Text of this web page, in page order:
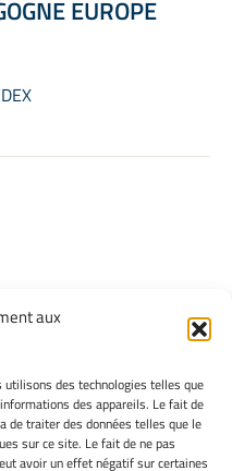
aux
des technologies telles que
des appareils. Le fait de
de traiter des données telles que le
sur ce site. Le fait de ne pas
avoir un effet négatif sur certaines
EUROPE
bourgogne.fr